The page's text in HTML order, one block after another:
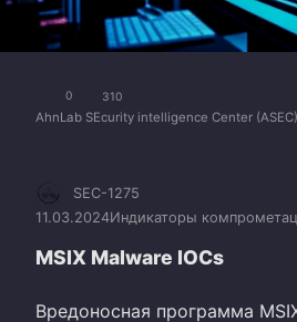
0 310
AhnLab SEcurity intelligence Center (ASEC)
SEC-1275
11.03.2024Индикаторы
MSIX Malware IOCs
Вредоносная программа